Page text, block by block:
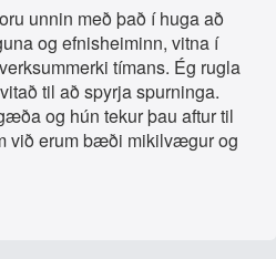
unnin með það í huga að
og efnisheiminn, vitna í
tímans. Ég rugla
til að spyrja spurninga.
og hún tekur þau aftur til
við erum bæði mikilvægur og